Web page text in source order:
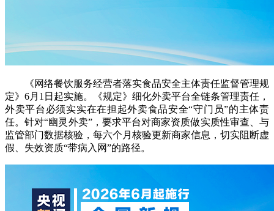
《网络餐饮服务经营者落实食品安全主体责任监督管理规
定》6月1日起实施。《规定》细化外卖平台全链条管理责任，
外卖平台必须实实在在担起外卖食品安全“守门员”的主体责
任。针对“幽灵外卖”，要求平台对商家资质做实质性审查、与
监管部门数据核验，每六个月核验更新商家信息，切实阻断虚
假、失效资质“带病入网”的路径。